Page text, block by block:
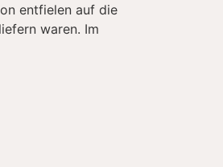
entfielen auf die
waren. Im